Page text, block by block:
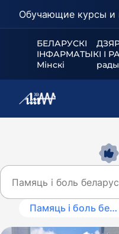
БЕЛАРУСКІ
ІНФАРМАТЫКІ І
Мінскі
Памяць і боль